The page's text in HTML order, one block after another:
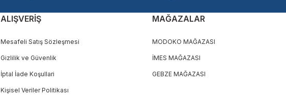
ALIŞVERİŞ
Mesafeli Satış Sözleşmesi
Gizlilik ve Güvenlik
İptal İade Koşullari
Kişisel Veriler Politikası
MAĞAZALAR
MODOKO MAĞAZASI
İMES MAĞAZASI
GEBZE MAĞAZASI